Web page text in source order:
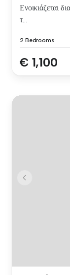
Ενοικιάζεται
τ...
2 Bedrooms
€ 1,100